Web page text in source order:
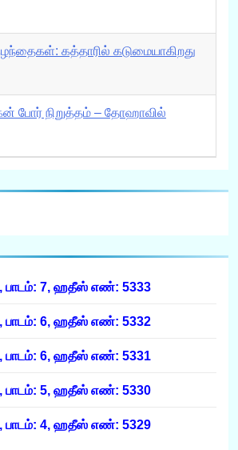
கத்தாரில் கடுமையாகிறது
போர் நிறுத்தம் – தோஹாவில்
பாடம்: 7, ஹதீஸ் எண்: 5333
பாடம்: 6, ஹதீஸ் எண்: 5332
பாடம்: 6, ஹதீஸ் எண்: 5331
பாடம்: 5, ஹதீஸ் எண்: 5330
பாடம்: 4, ஹதீஸ் எண்: 5329